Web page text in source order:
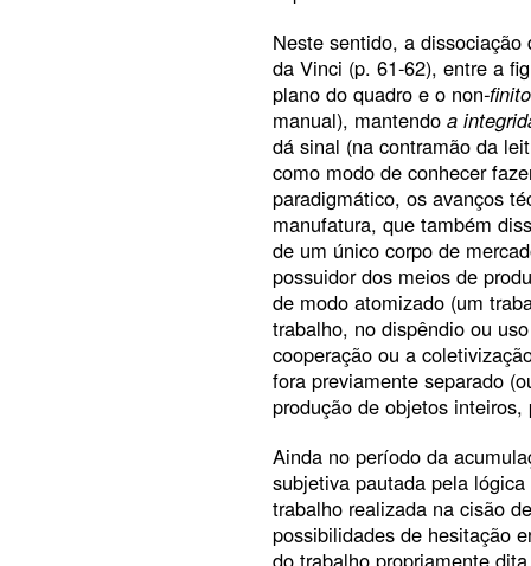
Neste sentido, a
da Vinci (p. 61-62), entre a
plano do quadro e o non-
manual), mantendo a
dá sinal (na contramão da
como modo de conhecer
paradigmático, os avanços
manufatura, que também
de um único corpo de
possuidor dos meios de
de modo atomizado (um
trabalho, no dispêndio ou
cooperação ou a
fora previamente separado
produção de objetos
Ainda no período da
subjetiva pautada pela
trabalho realizada na cisão
possibilidades de hesitação
do trabalho propriamente